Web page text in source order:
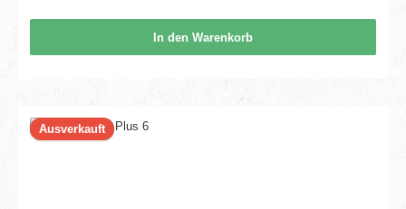
In den Warenkorb
Ausverkauft